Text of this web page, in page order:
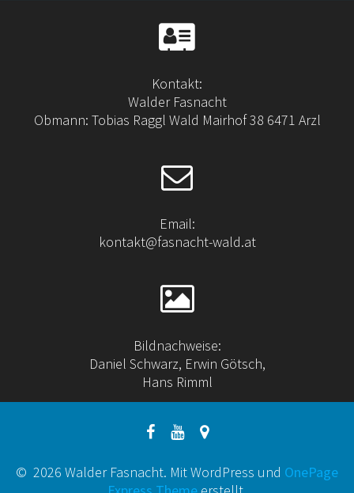
Kontakt:
Walder Fasnacht
Obmann: Tobias Raggl Wald Mairhof 38 6471 Arzl
Email:
kontakt@fasnacht-wald.at
Bildnachweise:
Daniel Schwarz, Erwin Götsch,
Hans Rimml
© 2026 Walder Fasnacht. Mit WordPress und OnePage